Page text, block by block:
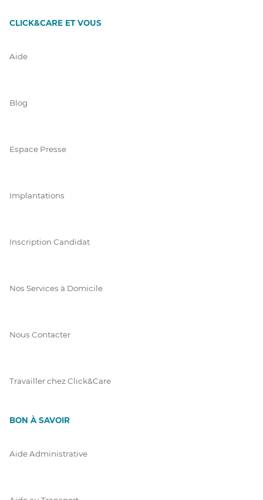
CLICK&CARE ET VOUS
Aide
Blog
Espace Presse
Implantations
Inscription Candidat
Nos Services à Domicile
Nous Contacter
Travailler chez Click&Care
BON À SAVOIR
Aide Administrative